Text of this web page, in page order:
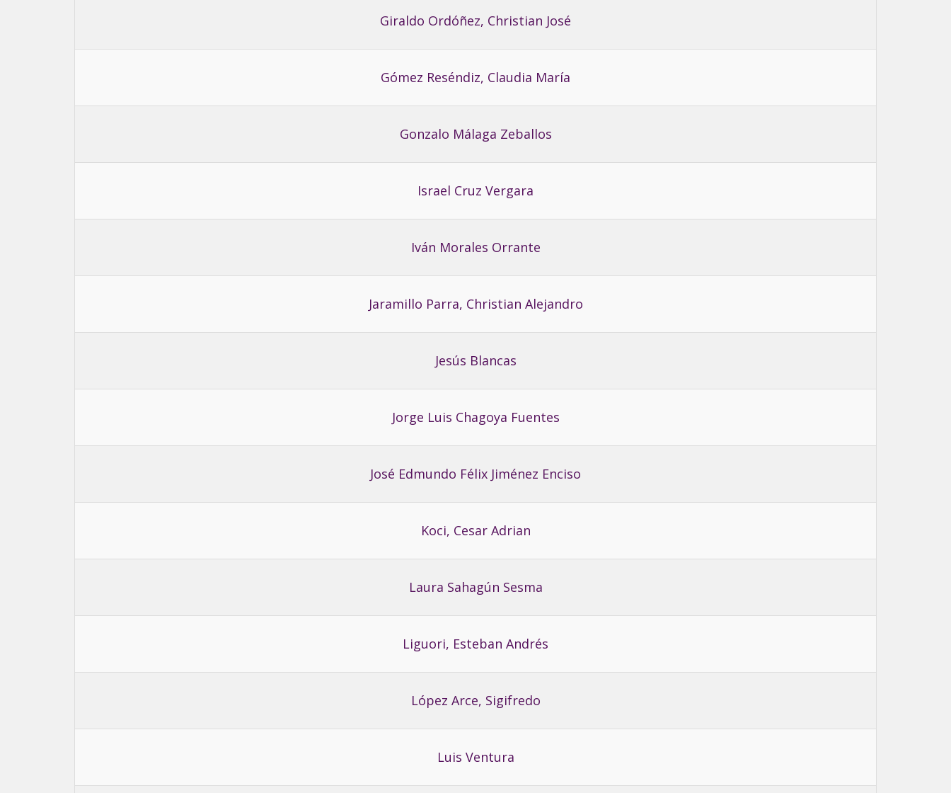
Giraldo Ordóñez, Christian José
Gómez Reséndiz, Claudia María
Gonzalo Málaga Zeballos
Israel Cruz Vergara
Iván Morales Orrante
Jaramillo Parra, Christian Alejandro
Jesús Blancas
Jorge Luis Chagoya Fuentes
José Edmundo Félix Jiménez Enciso
Koci, Cesar Adrian
Laura Sahagún Sesma
Liguori, Esteban Andrés
López Arce, Sigifredo
Luis Ventura